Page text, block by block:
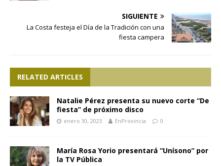
SIGUIENTE
La Costa festeja el Día de la Tradición con una
fiesta campera
RELATED ARTICLES
Natalie Pérez presenta su nuevo corte “De
fiesta” de próximo disco
enero 30, 2023 EnProvincia 0
María Rosa Yorio presentará “Unísono” por
la TV Pública